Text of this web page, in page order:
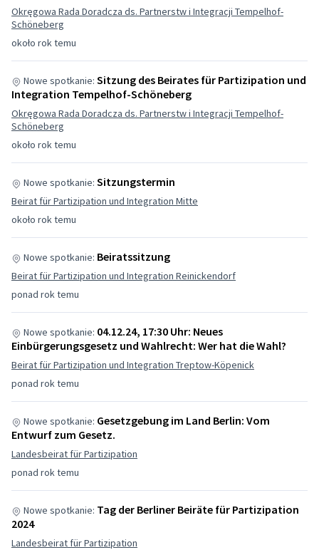
około rok temu
Okręgowa Rada Doradcza ds. Partnerstw i Integracji Tempelhof-
Schöneberg
około rok temu
Nowe spotkanie: Sitzung des Beirates für Partizipation und
Integration Tempelhof-Schöneberg
Okręgowa Rada Doradcza ds. Partnerstw i Integracji Tempelhof-
Schöneberg
około rok temu
Nowe spotkanie: Sitzungstermin
Beirat für Partizipation und Integration Mitte
ponad rok temu
Nowe spotkanie: Beiratssitzung
Beirat für Partizipation und Integration Reinickendorf
ponad rok temu
Nowe spotkanie: 04.12.24, 17:30 Uhr: Neues
Einbürgerungsgesetz und Wahlrecht: Wer hat die Wahl?
Beirat für Partizipation und Integration Treptow-Köpenick
ponad rok temu
Nowe spotkanie: Gesetzgebung im Land Berlin: Vom
Entwurf zum Gesetz.
Landesbeirat für Partizipation
Nowe spotkanie: Tag der Berliner Beiräte für Partizipation
2024
Landesbeirat für Partizipation